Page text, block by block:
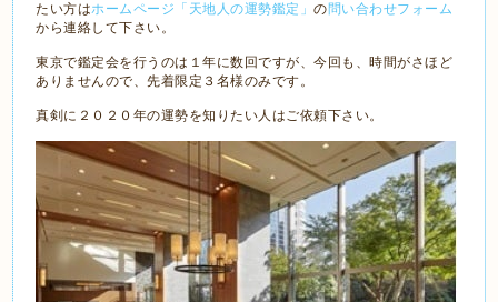
たい方はホームページ「天地人の運勢鑑定」の問い合わせフォーム
から連絡して下さい。
東京で鑑定会を行うのは１年に数回ですが、今回も、時間がさほど
ありませんので、先着限定３名様のみです。
真剣に２０２０年の運勢を知りたい人はご依頼下さい。